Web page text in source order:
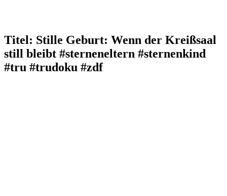
Titel: Stille Geburt: Wenn der Kreißsaal
still bleibt #sterneneltern #sternenkind
#tru #trudoku #zdf